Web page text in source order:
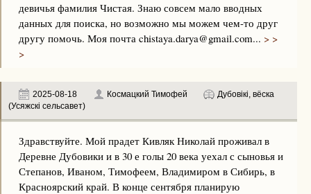
девичья фамилия Чистая. Знаю совсем мало вводных
данных для поиска, но возможно мы можем чем-то друг
другу помочь. Моя почта chistaya.darya@gmail.com... > >
>
2025-08-18 Космацкий Тимофей
Дубовікі, вёска
(Усяжскі сельсавет)
Здравствуйте. Мой прадет Кивляк Николай проживал в
Деревне Дубовики и в 30 е голы 20 века уехал с сыновья и
Степанов, Иваном, Тимофеем, Владимиром в Сибирь, в
Красноярский край. В конце сентября планирую